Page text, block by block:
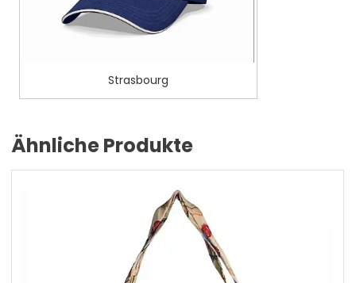
Strasbourg
Ähnliche Produkte